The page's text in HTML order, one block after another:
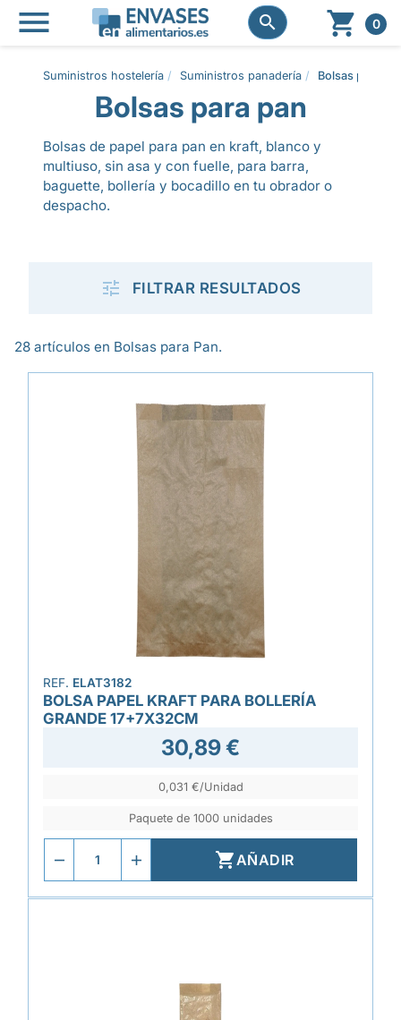
 
  0
Suministros hostelería Suministros panadería Bolsas para
Bolsas para pan
Bolsas de papel para pan en kraft, blanco y
multiuso, sin asa y con fuelle, para barra,
baguette, bollería y bocadillo en tu obrador o
despacho.
 FILTRAR RESULTADOS
28 artículos en Bolsas para Pan.
REF. ELAT3182
BOLSA PAPEL KRAFT PARA BOLLERÍA
GRANDE 17+7X32CM
30,89 €
0,031 €/Unidad
Paquete de 1000 unidades
AÑADIR